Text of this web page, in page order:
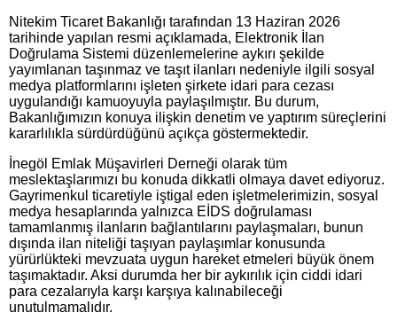
Nitekim Ticaret Bakanlığı tarafından 13 Haziran 2026
tarihinde yapılan resmi açıklamada, Elektronik İlan
Doğrulama Sistemi düzenlemelerine aykırı şekilde
yayımlanan taşınmaz ve taşıt ilanları nedeniyle ilgili sosyal
medya platformlarını işleten şirkete idari para cezası
uygulandığı kamuoyuyla paylaşılmıştır. Bu durum,
Bakanlığımızın konuya ilişkin denetim ve yaptırım süreçlerini
kararlılıkla sürdürdüğünü açıkça göstermektedir.
İnegöl Emlak Müşavirleri Derneği olarak tüm
meslektaşlarımızı bu konuda dikkatli olmaya davet ediyoruz.
Gayrimenkul ticaretiyle iştigal eden işletmelerimizin, sosyal
medya hesaplarında yalnızca EİDS doğrulaması
tamamlanmış ilanların bağlantılarını paylaşmaları, bunun
dışında ilan niteliği taşıyan paylaşımlar konusunda
yürürlükteki mevzuata uygun hareket etmeleri büyük önem
taşımaktadır. Aksi durumda her bir aykırılık için ciddi idari
para cezalarıyla karşı karşıya kalınabileceği
unutulmamalıdır.